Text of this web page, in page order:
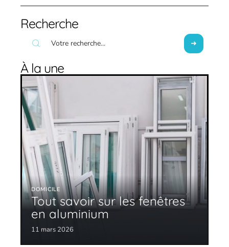
Recherche
À la une
DOMICILE
Tout savoir sur les fenêtres
en aluminium
11 mars 2026